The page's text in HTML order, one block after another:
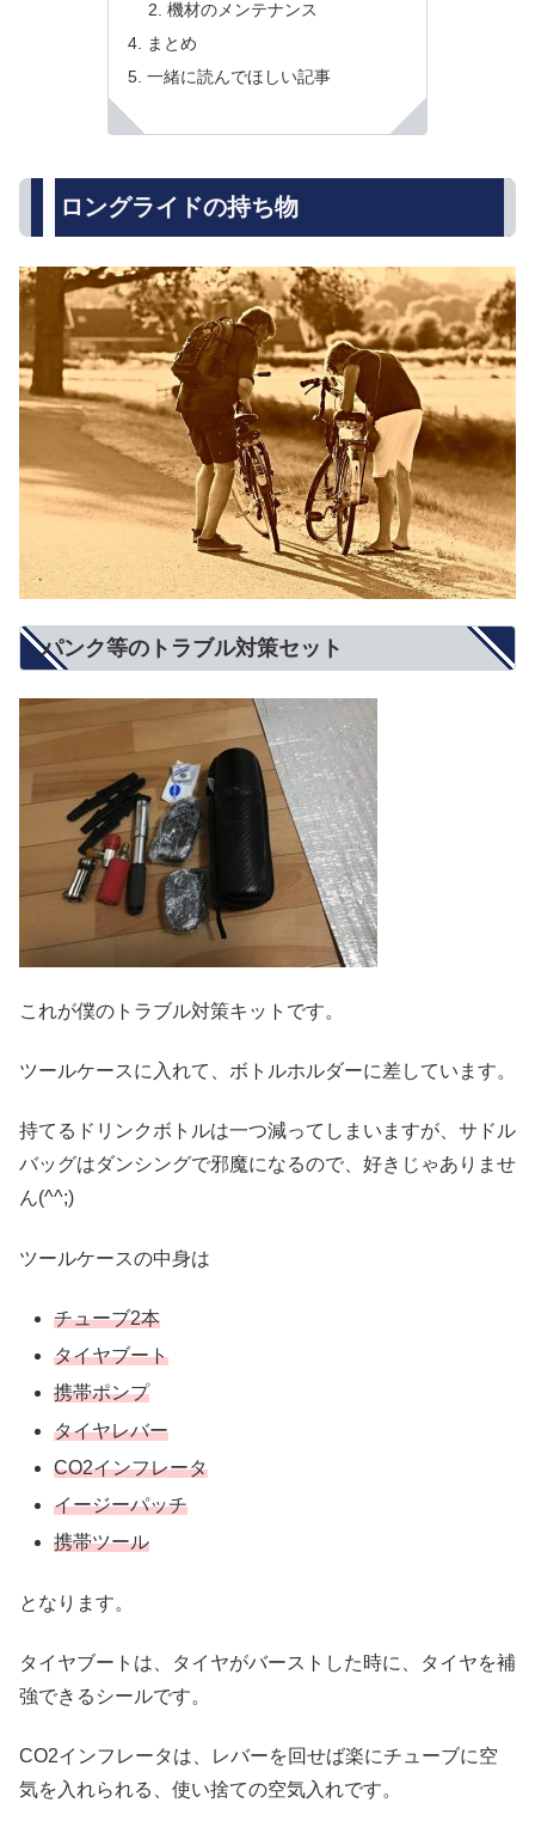
機材のメンテナンス
まとめ
一緒に読んでほしい記事
ロングライドの持ち物
パンク等のトラブル対策セット
これが僕のトラブル対策キットです。
ツールケースに入れて、ボトルホルダーに差しています。
持てるドリンクボトルは一つ減ってしまいますが、サドル
バッグはダンシングで邪魔になるので、好きじゃありませ
ん(^^;)
ツールケースの中身は
チューブ2本
タイヤブート
携帯ポンプ
タイヤレバー
CO2インフレータ
イージーパッチ
携帯ツール
となります。
タイヤブートは、タイヤがバーストした時に、タイヤを補
強できるシールです。
CO2インフレータは、レバーを回せば楽にチューブに空
気を入れられる、使い捨ての空気入れです。